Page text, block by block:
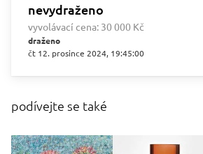
nevydraženo
vyvolávací cena: 30 000 Kč
draženo
čt 12. prosince 2024, 19:45:00
podívejte se také